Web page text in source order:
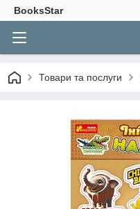
BooksStar
Товари та послуги